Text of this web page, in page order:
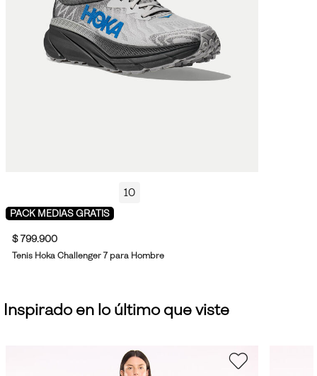
10
PACK MEDIAS GRATIS
$ 799.900
Tenis Hoka Challenger 7 para Hombre
Inspirado en lo último que viste